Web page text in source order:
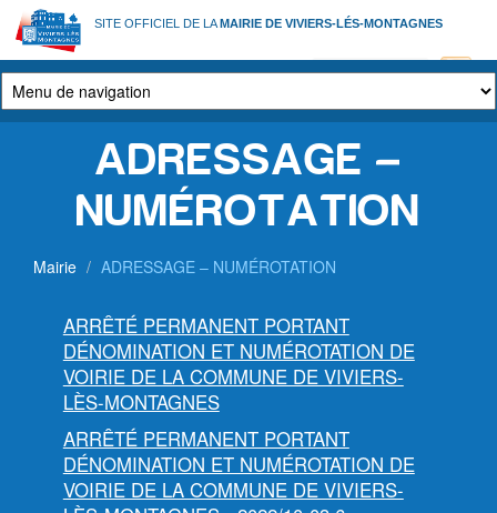
Aller
au
contenu
principal
SITE OFFICIEL DE LAMAIRIE DE VIVIERS-LÉS-MONTAGNES
ADRESSAGE –
NUMÉROTATION
Mairie ADRESSAGE – NUMÉROTATION
ARRÊTÉ PERMANENT PORTANT
DÉNOMINATION ET NUMÉROTATION DE
VOIRIE DE LA COMMUNE DE VIVIERS-
LÈS-MONTAGNES
ARRÊTÉ PERMANENT PORTANT
DÉNOMINATION ET NUMÉROTATION DE
VOIRIE DE LA COMMUNE DE VIVIERS-